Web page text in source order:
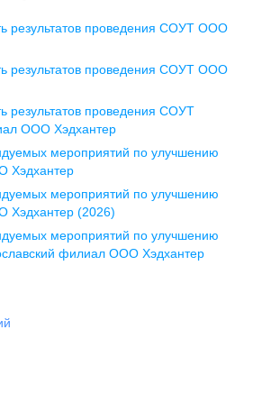
д. 10,
д. 2А, этаж 3,
20,
результатов проведения СОУТ ООО
результатов проведения СОУТ ООО
результатов проведения СОУТ
ООО Хэдхантер
мероприятий по улучшению
Хэдхантер
мероприятий по улучшению
Хэдхантер (2026)
мероприятий по улучшению
филиал ООО Хэдхантер